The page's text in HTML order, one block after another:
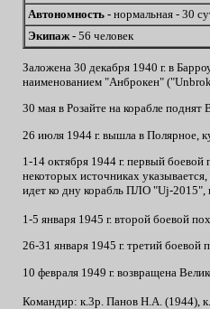
Автономность - нормальная - 30
Экипаж - 56 человек
Заложена 30 декабря 1940 г. в
наименованием "Анброкен"
30 мая в Розайте на корабле
26 июля 1944 г. вышла в Полярное,
1-14 октября 1944 г. первый
некоторых источниках
идет ко дну корабль ПЛО "Uj-2015",
1-5 января 1945 г. второй боевой
26-31 января 1945 г. третий боевой
10 февраля 1949 г. возвращена
Командир: к.3р. Панов Н.А. (1944),